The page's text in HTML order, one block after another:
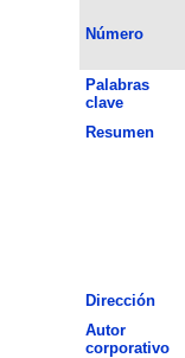
Número
Palabras
clave
Resumen
Dirección
Autor
corporativo